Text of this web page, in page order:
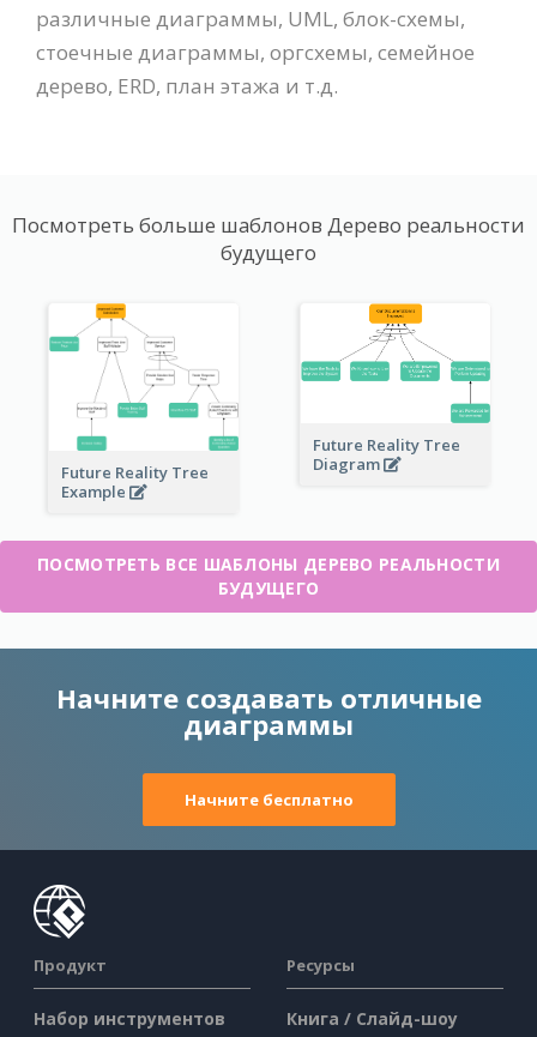
различные диаграммы, UML, блок-схемы,
стоечные диаграммы, оргсхемы, семейное
дерево, ERD, план этажа и т.д.
Посмотреть больше шаблонов Дерево реальности
будущего
Future Reality Tree
Example
Future Reality Tree
Diagram
ПОСМОТРЕТЬ ВСЕ ШАБЛОНЫ ДЕРЕВО РЕАЛЬНОСТИ
БУДУЩЕГО
Начните создавать отличные
диаграммы
Начните бесплатно
Продукт
Набор инструментов
Ресурсы
Книга / Слайд-шоу